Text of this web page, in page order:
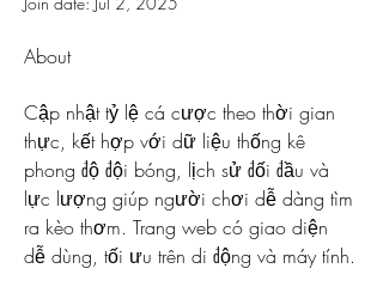
About
Cập nhật tỷ lệ cá cược theo thời gian
thực, kết hợp với dữ liệu thống kê
phong độ đội bóng, lịch sử đối đầu và
lực lượng giúp người chơi dễ dàng tìm
ra kèo thơm. Trang web có giao diện
dễ dùng, tối ưu trên di động và máy tính.